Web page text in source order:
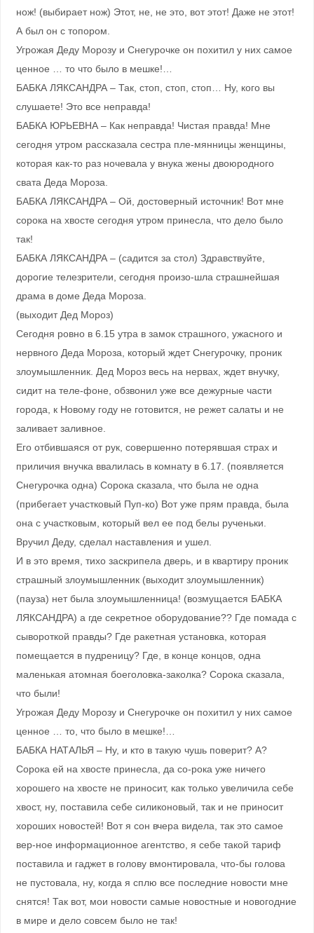
нож! (выбирает нож) Этот, не, не это, вот этот! Даже не этот!
А был он с топором.
Угрожая Деду Морозу и Снегурочке он похитил у них самое
ценное … то что было в мешке!…
БАБКА ЛЯКСАНДРА – Так, стоп, стоп, стоп… Ну, кого вы
слушаете! Это все неправда!
БАБКА ЮРЬЕВНА – Как неправда! Чистая правда! Мне
сегодня утром рассказала сестра пле-мянницы женщины,
которая как-то раз ночевала у внука жены двоюродного
свата Деда Мороза.
БАБКА ЛЯКСАНДРА – Ой, достоверный источник! Вот мне
сорока на хвосте сегодня утром принесла, что дело было
так!
БАБКА ЛЯКСАНДРА – (садится за стол) Здравствуйте,
дорогие телезрители, сегодня произо-шла страшнейшая
драма в доме Деда Мороза.
(выходит Дед Мороз)
Сегодня ровно в 6.15 утра в замок страшного, ужасного и
нервного Деда Мороза, который ждет Снегурочку, проник
злоумышленник. Дед Мороз весь на нервах, ждет внучку,
сидит на теле-фоне, обзвонил уже все дежурные части
города, к Новому году не готовится, не режет салаты и не
заливает заливное.
Его отбившаяся от рук, совершенно потерявшая страх и
приличия внучка ввалилась в комнату в 6.17. (появляется
Снегурочка одна) Сорока сказала, что была не одна
(прибегает участковый Пуп-ко) Вот уже прям правда, была
она с участковым, который вел ее под белы рученьки.
Вручил Деду, сделал наставления и ушел.
И в это время, тихо заскрипела дверь, и в квартиру проник
страшный злоумышленник (выходит злоумышленник)
(пауза) нет была злоумышленница! (возмущается БАБКА
ЛЯКСАНДРА) а где секретное оборудование?? Где помада с
сывороткой правды? Где ракетная установка, которая
помещается в пудреницу? Где, в конце концов, одна
маленькая атомная боеголовка-заколка? Сорока сказала,
что были!
Угрожая Деду Морозу и Снегурочке он похитил у них самое
ценное … то, что было в мешке!…
БАБКА НАТАЛЬЯ – Ну, и кто в такую чушь поверит? А?
Сорока ей на хвосте принесла, да со-рока уже ничего
хорошего на хвосте не приносит, как только увеличила себе
хвост, ну, поставила себе силиконовый, так и не приносит
хороших новостей! Вот я сон вчера видела, так это самое
вер-ное информационное агентство, я себе такой тариф
поставила и гаджет в голову вмонтировала, что-бы голова
не пустовала, ну, когда я сплю все последние новости мне
снятся! Так вот, мои новости самые новостные и новогодние
в мире и дело совсем было не так!